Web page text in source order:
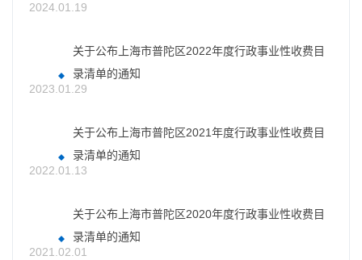
2024.01.19
关于公布上海市普陀区2022年度行政事业性收费目
录清单的通知
2023.01.29
关于公布上海市普陀区2021年度行政事业性收费目
录清单的通知
2022.01.13
关于公布上海市普陀区2020年度行政事业性收费目
录清单的通知
2021.02.01